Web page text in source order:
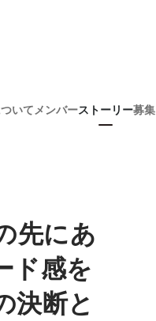
いて メンバーストーリー募集
先にあ
ド感を
決断と